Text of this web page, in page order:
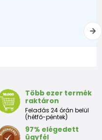
Több ezer termék
raktáron
Feladás 24 órán belül
(hétfő-péntek)
97% elégedett
ügyfél